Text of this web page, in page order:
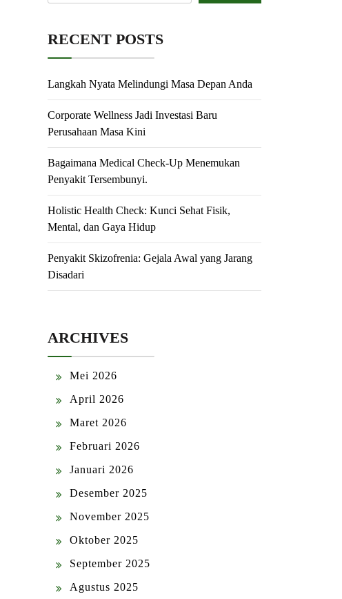
RECENT POSTS
Langkah Nyata Melindungi Masa Depan Anda
Corporate Wellness Jadi Investasi Baru
Perusahaan Masa Kini
Bagaimana Medical Check-Up Menemukan
Penyakit Tersembunyi.
Holistic Health Check: Kunci Sehat Fisik,
Mental, dan Gaya Hidup
Penyakit Skizofrenia: Gejala Awal yang Jarang
Disadari
ARCHIVES
Mei 2026
April 2026
Maret 2026
Februari 2026
Januari 2026
Desember 2025
November 2025
Oktober 2025
September 2025
Agustus 2025